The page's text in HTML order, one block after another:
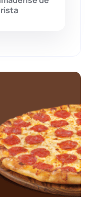
(59)
(182)
(57)
(27)